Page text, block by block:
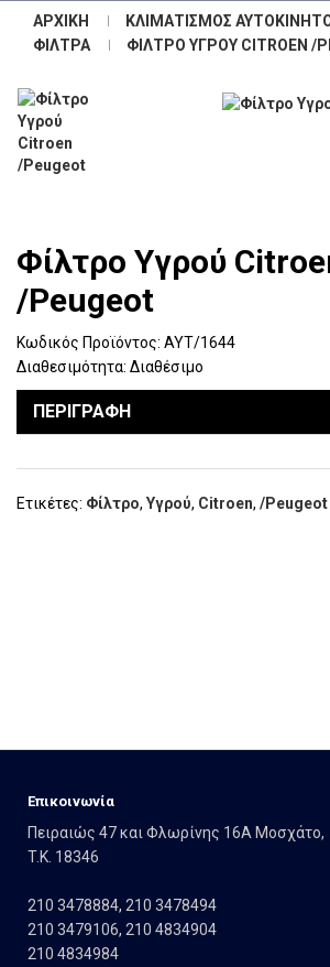
ΑΡΧΙΚΉ
ΚΛΙΜΑΤΙΣΜΌΣ
ΦΊΛΤΡΑ
ΦΊΛΤΡΟ ΥΓΡΟΎ CITROEN /
Φίλτρο Υγρού
/Peugeot
Κωδικός Προϊόντος: ΑΥΤ/1644
Διαθεσιμότητα: Διαθέσιμο
ΠΕΡΙΓΡΑΦΉ
Ετικέτες: Φίλτρο, Υγρού, Citroen, /Peugeot
Eπικοινωνία
Πειραιώς 47 και Φλωρίνης 16Α Μοσχάτο,
T.K. 18346
210 3478884, 210 3478494
210 3479106, 210 4834904
210 4834984